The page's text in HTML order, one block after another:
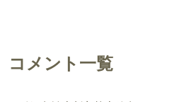
コメント一覧